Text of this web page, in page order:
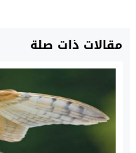
مقالات ذات صلة